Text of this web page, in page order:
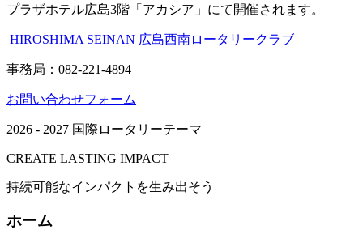
プラザホテル広島3階「アカシア」にて開催されます。
HIROSHIMA SEINAN 広島西南ロータリークラブ
事務局：082-221-4894
お問い合わせフォーム
2026 - 2027 国際ロータリーテーマ
CREATE LASTING IMPACT
持続可能なインパクトを生み出そう
ホーム